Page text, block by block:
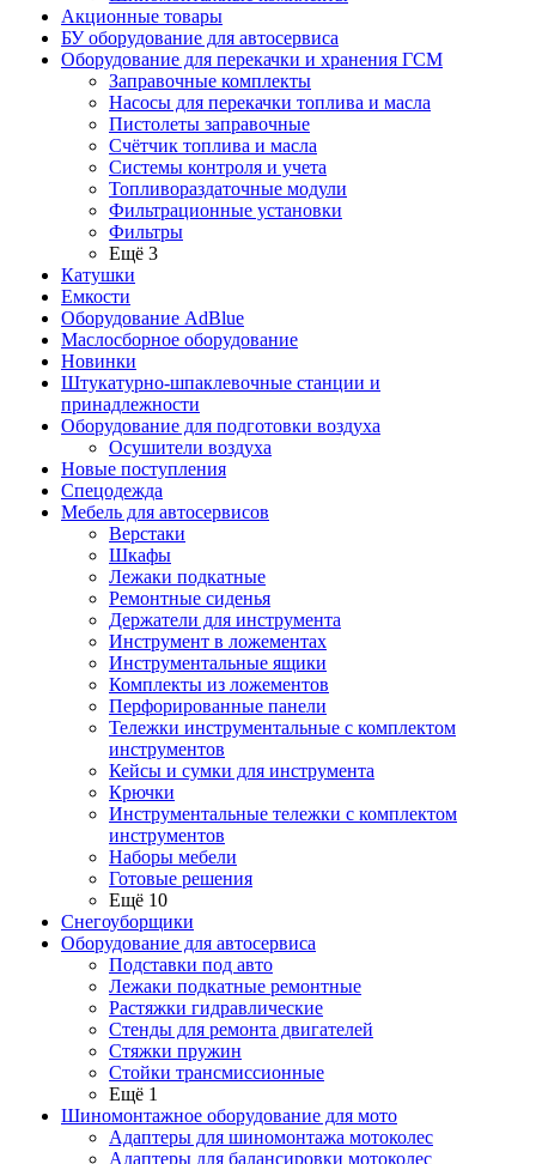
Акционные товары
БУ оборудование для автосервиса
Оборудование для перекачки и хранения ГСМ
Заправочные комплекты
Насосы для перекачки топлива и масла
Пистолеты заправочные
Счётчик топлива и масла
Системы контроля и учета
Топливораздаточные модули
Фильтрационные установки
Фильтры
Ещё 3
Катушки
Емкости
Оборудование AdBlue
Маслосборное оборудование
Новинки
Штукатурно-шпаклевочные станции и
принадлежности
Оборудование для подготовки воздуха
Осушители воздуха
Новые поступления
Спецодежда
Мебель для автосервисов
Верстаки
Шкафы
Лежаки подкатные
Ремонтные сиденья
Держатели для инструмента
Инструмент в ложементах
Инструментальные ящики
Комплекты из ложементов
Перфорированные панели
Тележки инструментальные с комплектом
инструментов
Кейсы и сумки для инструмента
Крючки
Инструментальные тележки с комплектом
инструментов
Наборы мебели
Готовые решения
Ещё 10
Снегоуборщики
Оборудование для автосервиса
Подставки под авто
Лежаки подкатные ремонтные
Растяжки гидравлические
Стенды для ремонта двигателей
Стяжки пружин
Стойки трансмиссионные
Ещё 1
Шиномонтажное оборудование для мото
Адаптеры для шиномонтажа мотоколес
Адаптеры для балансировки мотоколес